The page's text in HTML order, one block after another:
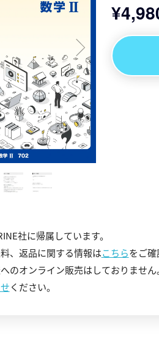
社に帰属しています。
、返品に関する情報はこちらをご確
のオンライン販売はしておりませ
ください。